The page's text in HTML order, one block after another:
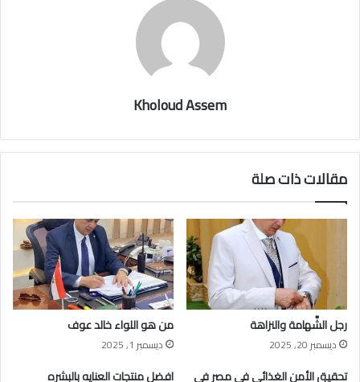
Kholoud Assem
مقالات ذات صلة
رجل الشَّهامة والنزاهة
ديسمبر 20, 2025
من هو اللواء خالد عوف
ديسمبر 1, 2025
تحقيق الأمن الغذائي في مصر في افضل منتجات العنايه بالبشره